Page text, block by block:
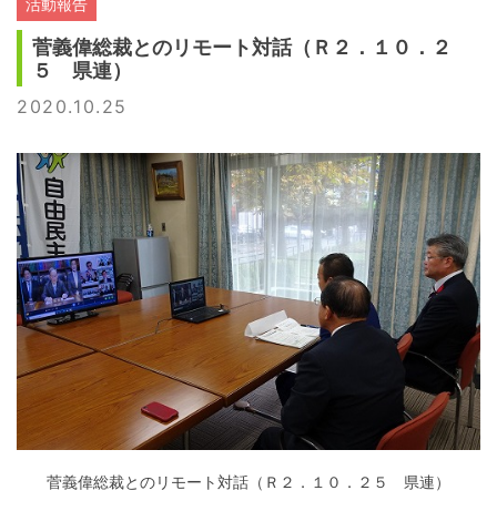
活動報告
菅義偉総裁とのリモート対話（Ｒ２．１０．２
５ 県連）
2020.10.25
菅義偉総裁とのリモート対話（Ｒ２．１０．２５ 県連）